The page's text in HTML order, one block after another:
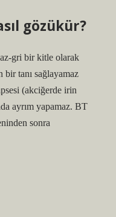
gözükür?
gri bir kitle olarak
tanı sağlayamaz
(akciğerde irin
ayrım yapamaz. BT
sonra